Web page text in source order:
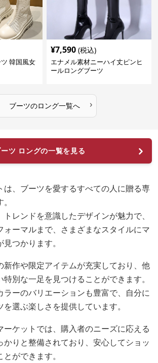
韓国風女
¥7,590 (税込)
エナメル素材ニーハイ丈ピンヒ
ールロングブーツ
ブーツのロング一覧へ ›
ツ ロングの一覧を見る
は、ブーツを愛するすべての人に贈る専
トレンドを意識したデザインが魅力で、
ォーマルまで、さまざまなスタイルにマ
つかります。
新作や限定アイテムが充実しており、他
特別な一足を見つけることができます。
ラーのバリエーションも豊富で、自分に
を選ぶ楽しさを提供しています。
ーケットでは、購入者のニーズに応える
かりと整備されており、安心してショッ
ができます。